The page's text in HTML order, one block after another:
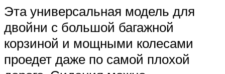
Эта универсальная модель для
двойни с большой багажной
корзиной и мощными колесами
проедет даже по самой плохой